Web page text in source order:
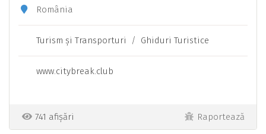
România
Turism şi Transporturi / Ghiduri Turistice
www.citybreak.club
741 afișări Raportează